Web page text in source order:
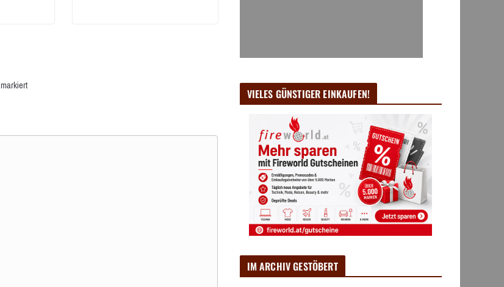
markiert VIELES GÜNSTIGER EINKAUFEN!
IM ARCHIV GESTÖBERT